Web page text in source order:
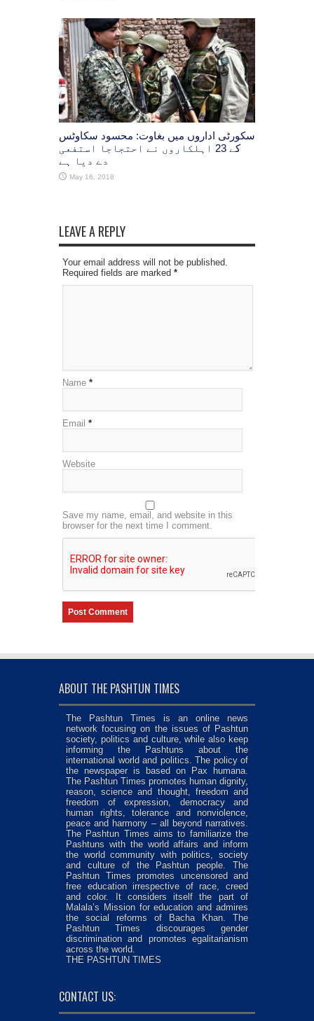
سکورٹی اداروں میں بغاوت: محسود سکاوٹس
کے 23 اہلکاروں نے احتجاجا استفعی
دے دیا ہے
May 16, 2018
LEAVE A REPLY
Your email address will not be published.
Required fields are marked *
Name *
Email *
Website
Save my name, email, and website in this
browser for the next time I comment.
ABOUT THE PASHTUN TIMES
The Pashtun Times is an online news
network focusing on the issues of Pashtun
society, politics and culture, while also keep
informing the Pashtuns about the
international world and politics. The policy of
the newspaper is based on Pax humana.
The Pashtun Times promotes human dignity,
reason, science and thought, freedom and
freedom of expression, democracy and
human rights, tolerance and nonviolence,
peace and harmony – all beyond narratives.
The Pashtun Times aims to familiarize the
Pashtuns with the world affairs and inform
the world community with politics, society
and culture of the Pashtun people. The
Pashtun Times promotes uncensored and
free education irrespective of race, creed
and color. It considers itself the part of
Malala’s Mission for education and admires
the social reforms of Bacha Khan. The
Pashtun Times discourages gender
discrimination and promotes egalitarianism
across the world.
THE PASHTUN TIMES
CONTACT US: